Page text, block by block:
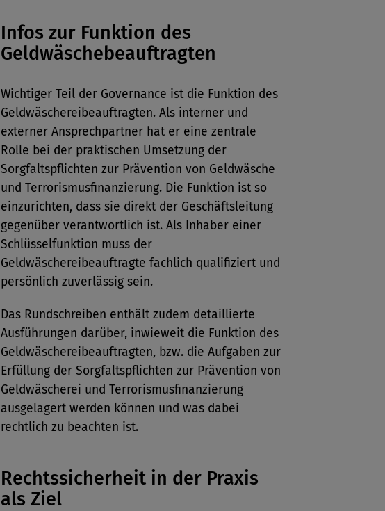
Infos zur Funktion des
Geldwäschebeauftragten
Wichtiger Teil der Governance ist die Funktion des
Geldwäschereibeauftragten. Als interner und
externer Ansprechpartner hat er eine zentrale
Rolle bei der praktischen Umsetzung der
Sorgfaltspflichten zur Prävention von Geldwäsche
und Terrorismusfinanzierung. Die Funktion ist so
einzurichten, dass sie direkt der Geschäftsleitung
gegenüber verantwortlich ist. Als Inhaber einer
Schlüsselfunktion muss der
Geldwäschereibeauftragte fachlich qualifiziert und
persönlich zuverlässig sein.
Das Rundschreiben enthält zudem detaillierte
Ausführungen darüber, inwieweit die Funktion des
Geldwäschereibeauftragten, bzw. die Aufgaben zur
Erfüllung der Sorgfaltspflichten zur Prävention von
Geldwäscherei und Terrorismusfinanzierung
ausgelagert werden können und was dabei
rechtlich zu beachten ist.
Rechtssicherheit in der Praxis
als Ziel